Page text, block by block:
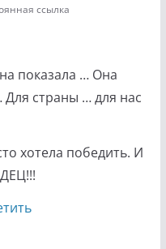
ссылка
показала … Она
страны … для нас
хотела победить. И